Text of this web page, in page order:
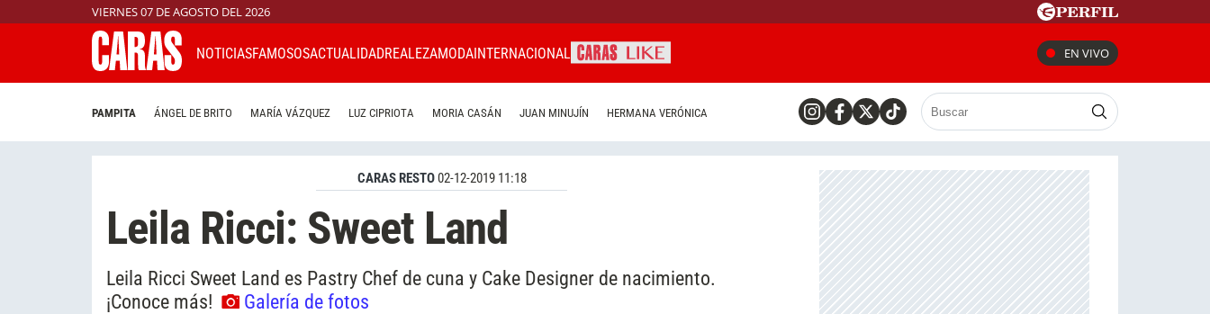
VIERNES 07 DE AGOSTO DEL 2026
NOTICIASFAMOSOSACTUALIDADREALEZAMODAINTERNACIONAL EN VIVO
PAMPITA ÁNGEL DE BRITO MARÍA VÁZQUEZ LUZ CIPRIOTA MORIA CASÁN JUAN MINUJÍN HERMANA VERÓNICA
CARAS RESTO02-12-2019 11:18
Leila Ricci: Sweet Land
Leila Ricci Sweet Land es Pastry Chef de cuna y Cake Designer de nacimiento.
¡Conoce más!
Galería de fotos